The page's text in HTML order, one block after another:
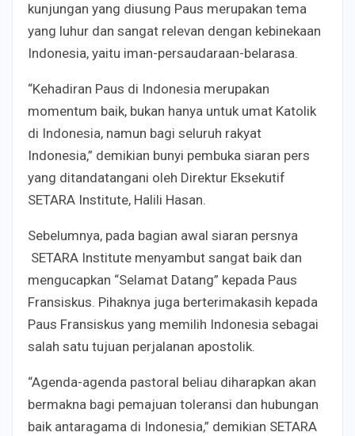
kunjungan yang diusung Paus merupakan tema
yang luhur dan sangat relevan dengan kebinekaan
Indonesia, yaitu iman-persaudaraan-belarasa.
“Kehadiran Paus di Indonesia merupakan
momentum baik, bukan hanya untuk umat Katolik
di Indonesia, namun bagi seluruh rakyat
Indonesia,” demikian bunyi pembuka siaran pers
yang ditandatangani oleh Direktur Eksekutif
SETARA Institute, Halili Hasan.
Sebelumnya, pada bagian awal siaran persnya
SETARA Institute menyambut sangat baik dan
mengucapkan “Selamat Datang” kepada Paus
Fransiskus. Pihaknya juga berterimakasih kepada
Paus Fransiskus yang memilih Indonesia sebagai
salah satu tujuan perjalanan apostolik.
“Agenda-agenda pastoral beliau diharapkan akan
bermakna bagi pemajuan toleransi dan hubungan
baik antaragama di Indonesia,” demikian SETARA